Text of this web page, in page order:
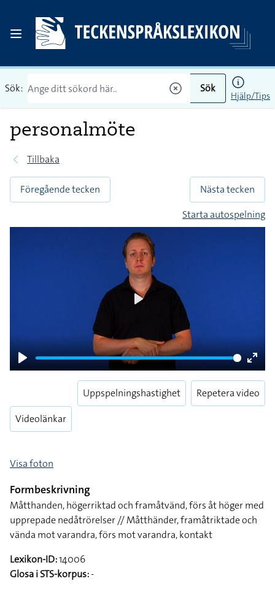
Sök: Sök
Hjälp/Tips
personalmöte
Tillbaka
Föregående tecken
Nästa tecken
Starta autospelning
Play
Enter
Videolänkar
Uppspelningshastighet Repetera video
Visa foton
Formbeskrivning
Måtthanden, högerriktad och framåtvänd, förs åt höger med
upprepade nedåtrörelser // Måtthänder, framåtriktade och
vända mot varandra, förs mot varandra, kontakt
Lexikon-ID:14006
Glosa i STS-korpus:-